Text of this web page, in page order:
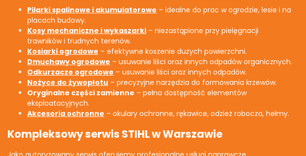
Pilarki spalinowe i akumulatorowe – idealne do prac w ogrodzie, lesie i na
placach budowy.
Kosy mechaniczne i wykaszarki – niezastąpione przy pielęgnacji
trawników i trudnych terenów.
Kosiarki ogrodowe – efektywne koszenie dużych powierzchni.
Dmuchawy ogrodowe – usuwanie liści oraz innych odpadów organicznych.
Odkurzacze ogrodowe – usuwanie liści oraz innych odpadów.
Nożyce do żywopłotu – precyzyjne narzędzia do formowania krzewów.
Oryginalne części zamienne – pełna dostępność elementów
eksploatacyjnych.
Akcesoria ochronne – okulary ochronne, rękawice, odzież robocza, hełmy.
Kompleksowy serwis STIHL w Warszawie